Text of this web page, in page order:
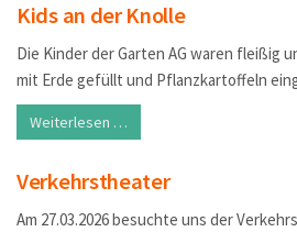
Kids an der Knolle
Die Kinder der Garten AG waren fleißig
mit Erde gefüllt und Pflanzkartoffeln
Weiterlesen …
Verkehrstheater
Am 27.03.2026 besuchte uns der